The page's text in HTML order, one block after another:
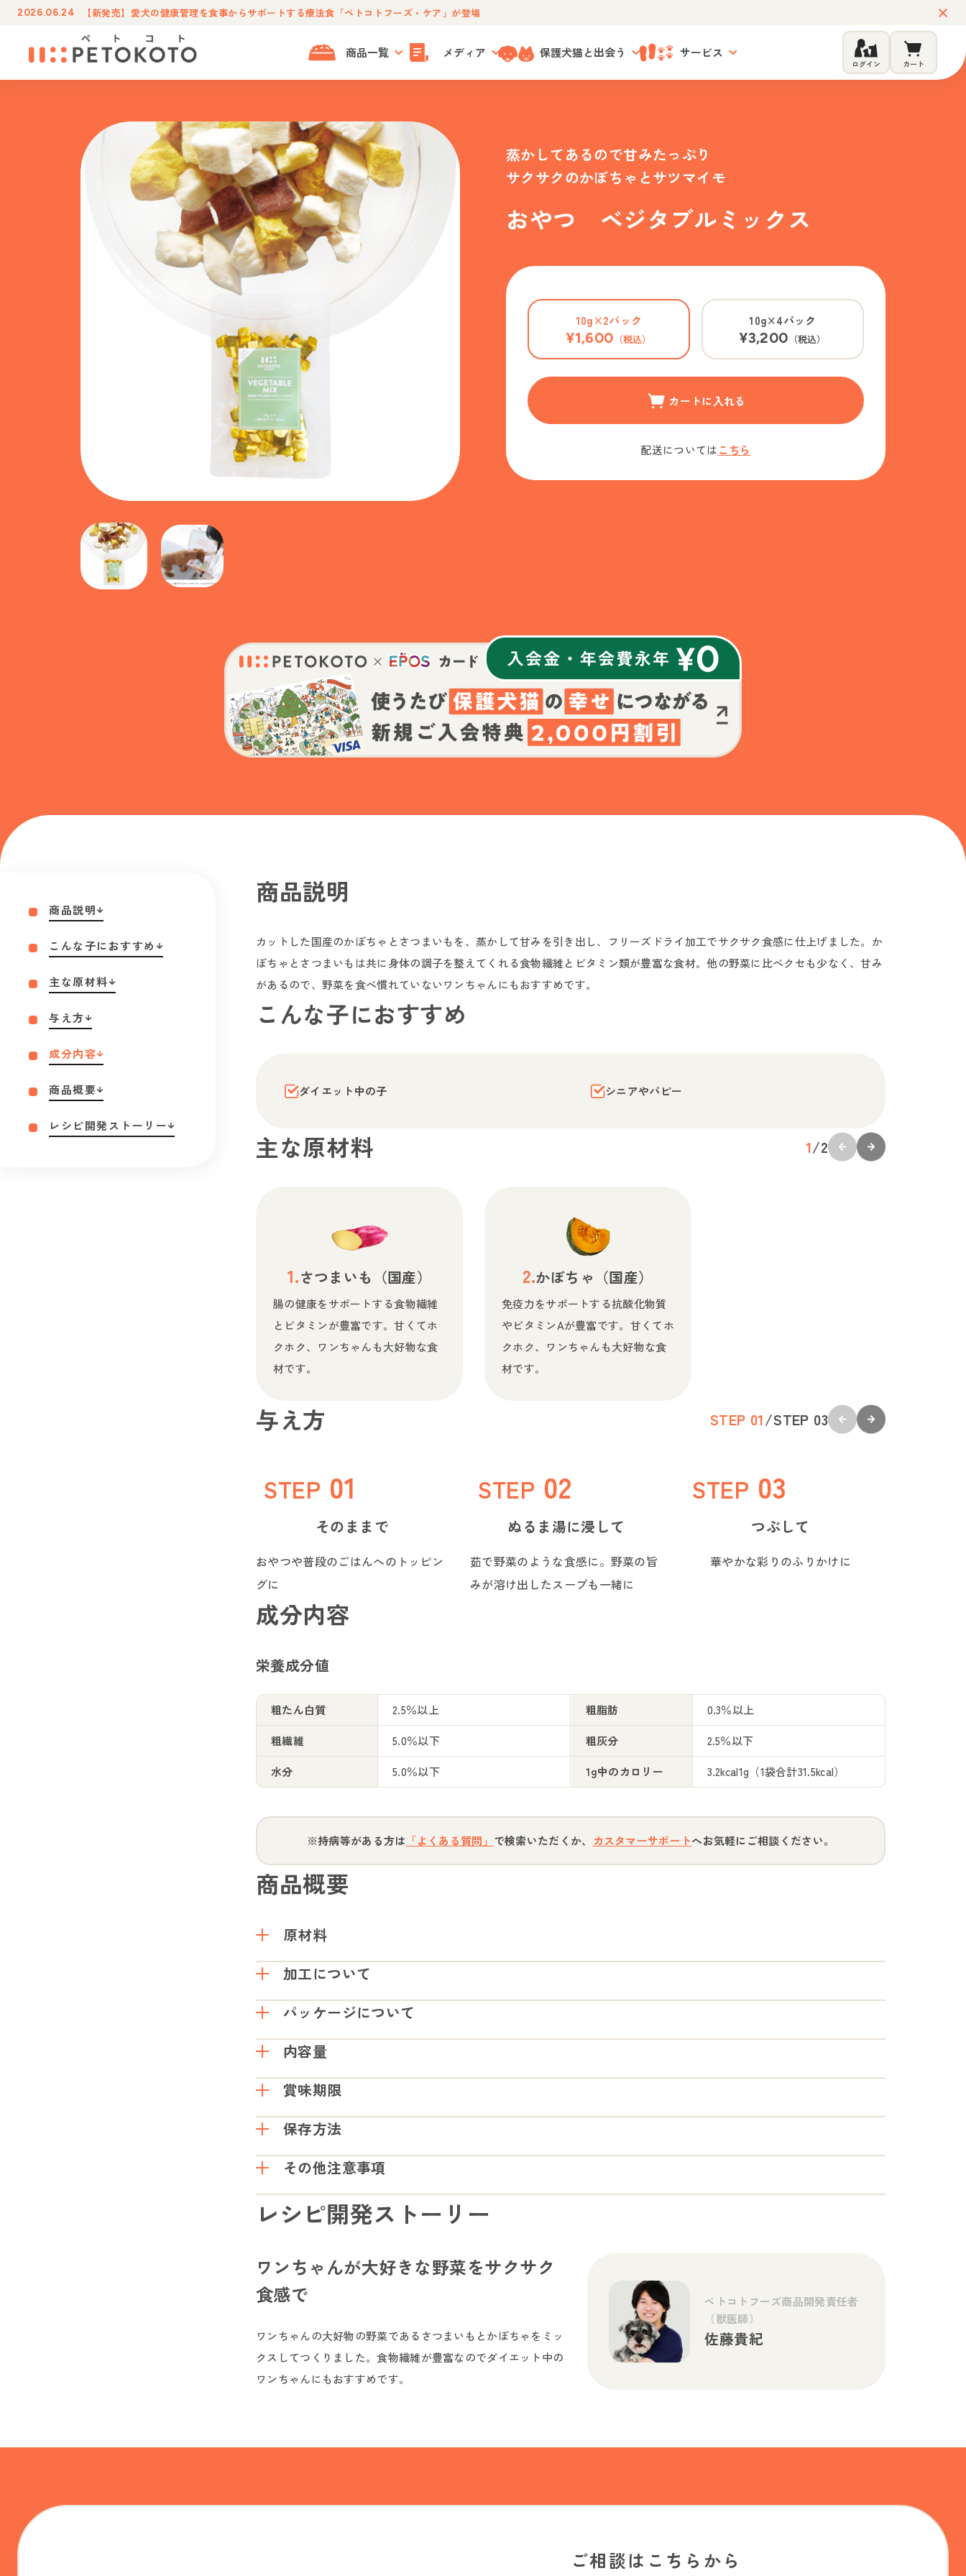
2026.06.24 【新発売】愛犬の健康管理を食事からサポートする療法食「ペトコトフーズ・ケア」が登場
商品一覧 メディア 保護犬猫と出会う サービス
ログイン カート
蒸かしてあるので甘みたっぷり
サクサクのかぼちゃとサツマイモ
おやつ ベジタブルミックス
10g×2パック
¥1,600 （税込）
10g×4パック
¥3,200 （税込）
カートに入れる
配送についてはこちら
商品説明
こんな子におすすめ
主な原材料
与え方
成分内容
商品概要
レシピ開発ストーリー
商品説明
カットした国産のかぼちゃとさつまいもを、蒸かして甘みを引き出し、フリーズドライ加工でサクサク食感に仕上げました。か
ぼちゃとさつまいもは共に身体の調子を整えてくれる食物繊維とビタミン類が豊富な食材。他の野菜に比べクセも少なく、甘み
があるので、野菜を食べ慣れていないワンちゃんにもおすすめです。
こんな子におすすめ
ダイエット中の子 シニアやパピー
主な原材料
さつまいも（国産）
腸の健康をサポートする食物繊維
とビタミンが豊富です。甘くてホ
クホク、ワンちゃんも大好物な食
材です。
かぼちゃ（国産）
免疫力をサポートする抗酸化物質
やビタミンAが豊富です。甘くてホ
クホク、ワンちゃんも大好物な食
材です。
1/2
与え方
STEP
そのままで
おやつや普段のごはんへのトッピン
グに
STEP
ぬるま湯に浸して
茹で野菜のような食感に。野菜の旨
みが溶け出したスープも一緒に
STEP
つぶして
華やかな彩りのふりかけに
STEP 01/STEP 03
成分内容
栄養成分値
粗たん白質 2.5％以上 粗脂肪 0.3％以上
粗繊維 5.0％以下 粗灰分 2.5％以下
水分 5.0％以下 1g中のカロリー 3.2kcal1g（1袋合計31.5kcal）
※持病等がある方は 「よくある質問」 で検索いただくか、 カスタマーサポートへお気軽にご相談ください。
商品概要
原材料
※栄養添加物、香料、着色料、保存料は一切使用していません。
加工について
カット後、甘みを引き出すために蒸かしたかぼちゃとサツマイモ。フリーズドライ加工にかけることで、保存料を使用せずに保
できます。
パッケージについて
特殊加工を施しています。また、密閉性を高めるチャック式は、鮮度を保つとともに持ち運びにも便利です。
内容量
賞味期限
保存方法
その他注意事項
湿気を帯びやすいため、開封後はしっかりと封を閉め、お早めにご使用ください。商品の性質上、稀に輸送中に割れてしまうこ
レシピ開発ストーリー
ワンちゃんが大好きな野菜をサクサク
食感で
ワンちゃんの大好物の野菜であるさつまいもとかぼちゃをミッ
クスしてつくりました。食物繊維が豊富なのでダイエット中の
ワンちゃんにもおすすめです。
ペトコトフーズ商品開発責任者
（獣医師）
佐藤貴紀
ご相談はこちらから